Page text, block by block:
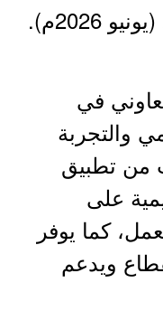
في
والتجربة
من تطبيق
على
كما يوفر
ويدعم